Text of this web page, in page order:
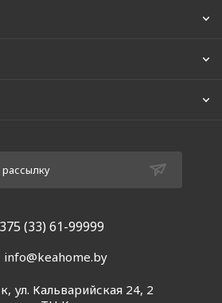
(33) 61-99999
info@keahome.by
ул. Кальварийская 24, 2